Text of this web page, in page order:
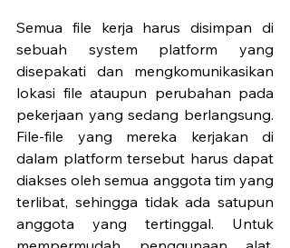
Semua file kerja harus disimpan di
sebuah system platform yang
disepakati dan mengkomunikasikan
lokasi file ataupun perubahan pada
pekerjaan yang sedang berlangsung.
File-file yang mereka kerjakan di
dalam platform tersebut harus dapat
diakses oleh semua anggota tim yang
terlibat, sehingga tidak ada satupun
anggota yang tertinggal. Untuk